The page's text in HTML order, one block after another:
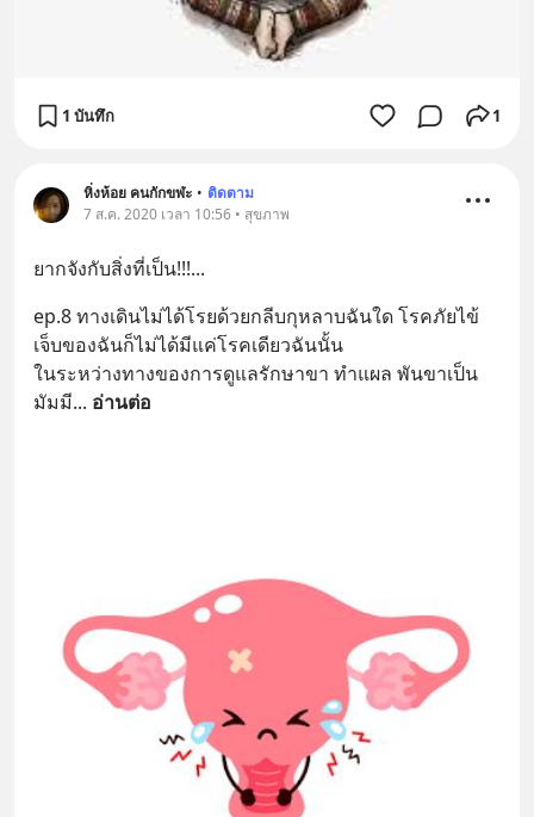
1 บันทึก 1
หิ่งห้อย คนกักขฬะ • ติดตาม
7 ส.ค. 2020 เวลา 10:56 • สุขภาพ
ยากจังกับสิ่งที่เป็น!!!...
ep.8 ทางเดินไม่ได้โรยด้วยกลีบกุหลาบฉันใด โรคภัยไข้
เจ็บของฉันก็ไม่ได้มีแค่โรคเดียวฉันนั้น
ในระหว่างทางของการดูแลรักษาขา ทำแผล พันขาเป็น
มัมมี... อ่านต่อ